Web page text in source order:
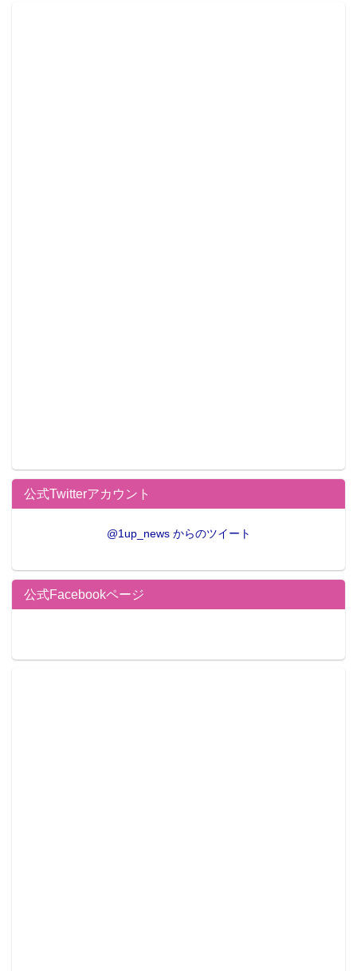
公式Twitterアカウント
@1up_news からのツイート
公式Facebookページ